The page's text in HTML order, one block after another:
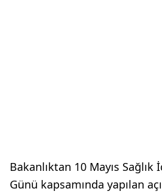
Bakanlıktan 10 Mayıs Sağlık
Günü kapsamında yapılan